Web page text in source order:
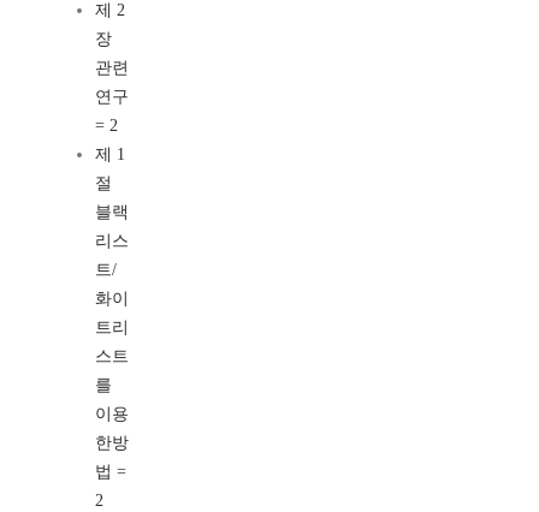
제 2
장
관련
연구
= 2
제 1
절
블랙
리스
트/
화이
트리
스트
를
이용
한방
법 =
2